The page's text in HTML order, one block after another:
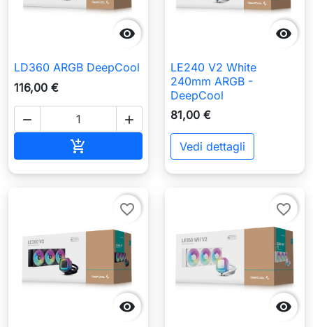

LD360 ARGB DeepCool
116,00 €
 
 Aggiungi al carrello

LE240 V2 White
240mm ARGB -
DeepCool
81,00 €
Vedi dettagli

favorite_border

favorite_border